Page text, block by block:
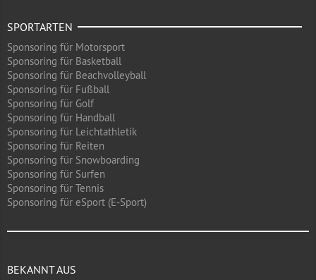
SPORTARTEN
Sponsoring für Motorsport
Sponsoring für Basketball
Sponsoring für Beachvolleyball
Sponsoring für Fußball
Sponsoring für Golf
Sponsoring für Handball
Sponsoring für Leichtathletik
Sponsoring für Reiten
Sponsoring für Snowboarding
Sponsoring für Surfen
Sponsoring für Tennis
Sponsoring für eSport (E-Sport)
BEKANNT AUS